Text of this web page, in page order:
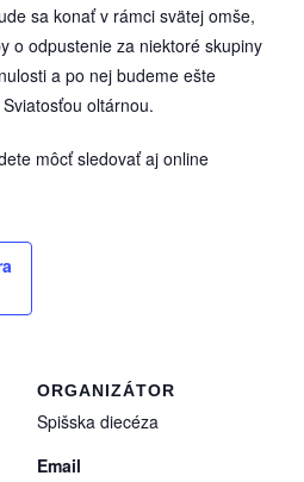
sa konať v rámci svätej omše,
o odpustenie za niektoré skupiny
a po nej budeme ešte
oltárnou.
môcť sledovať aj online
ORGANIZÁTOR
Spišska diecéza
Email